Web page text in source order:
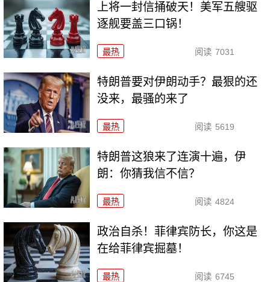
上将一封信捅破天！美军五艘驱
逐舰要盖三口锅！
最热 阅读 7031
特朗普要对伊朗动手？最狠的还
没来，最骚的来了
最热 阅读 5619
特朗普这狼来了连演十遍，伊
朗：你猜我信不信？
最热 阅读 4824
政治自杀！菲律宾防长，你这是
在给菲律宾掘墓！
最热 阅读 6745